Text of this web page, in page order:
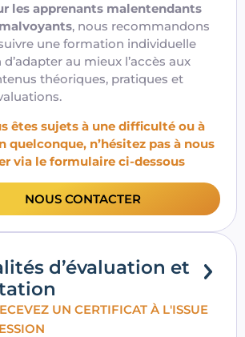
les apprenants malentendants
, nous recommandons
une formation individuelle
d’adapter au mieux l’accès aux
théoriques, pratiques et
êtes sujets à une difficulté ou à
quelconque, n’hésitez pas à nous
via le formulaire ci-dessous
NOUS CONTACTER
d’évaluation et
UN CERTIFICAT À L'ISSUE